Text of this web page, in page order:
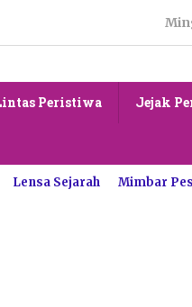
Peristiwa Jejak
Lensa Sejarah Mimbar